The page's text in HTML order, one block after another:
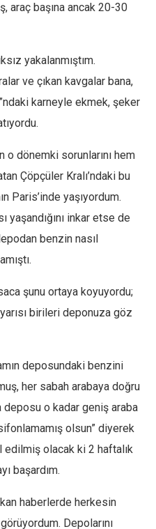
araç başına ancak 20-30
yakalanmıştım.
ve çıkan kavgalar bana,
karneyle ekmek, şeker
o dönemki sorunlarını hem
Çöpçüler Kralı’ndaki bu
Paris’inde yaşıyordum.
yaşandığını inkar etse de
benzin nasıl
şunu ortaya koyuyordu;
birileri deponuza göz
deposundaki benzini
her sabah arabaya doğru
deposu o kadar geniş araba
olsun” diyerek
edilmiş olacak ki 2 haftalık
başardım.
haberlerde herkesin
Depolarını